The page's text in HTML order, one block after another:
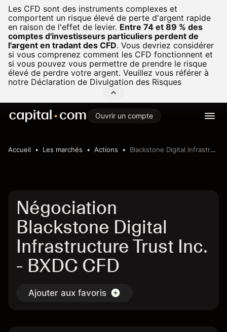
Les CFD sont des instruments complexes et
comportent un risque élevé de perte d'argent rapide
en raison de l'effet de levier. Entre 74 et 89 % des
comptes d'investisseurs particuliers perdent de
l'argent en tradant des CFD. Vous devriez considérer
si vous comprenez comment les CFD fonctionnent et
si vous pouvez vous permettre de prendre le risque
élevé de perdre votre argent. Veuillez vous référer à
notre Déclaration de Divulgation des Risques
Ouvrir un compte
Accueil Les marchés Actions Blackstone Digital Infrastructure Trust Inc.
Négociation
Blackstone Digital
Infrastructure Trust Inc.
- BXDC CFD
Ajouter aux favoris